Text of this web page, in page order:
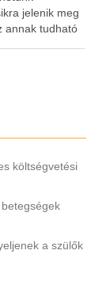
jelenik meg
annak tudható
költségvetési
a szülők